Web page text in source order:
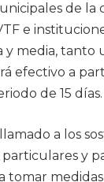
de la
e
y media, tanto
efectivo a
de 15 días.
a los
y
tomar